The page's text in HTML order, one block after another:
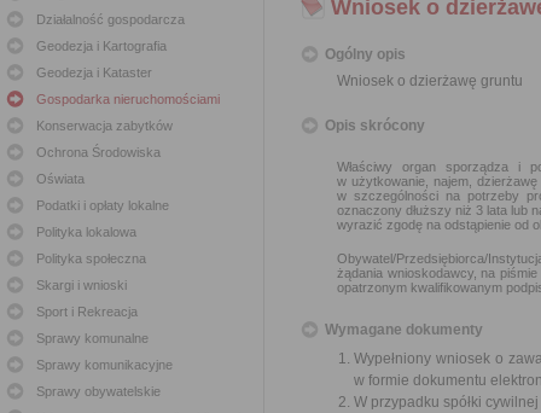
Działalność gospodarcza
Geodezja i Kartografia
Geodezja i Kataster
Gospodarka nieruchomościami
Konserwacja zabytków
Ochrona Środowiska
Oświata
Podatki i opłaty lokalne
Polityka lokalowa
Polityka społeczna
Skargi i wnioski
Sport i Rekreacja
Sprawy komunalne
Sprawy komunikacyjne
Sprawy obywatelskie
Wniosek o
Ogólny opis
Wniosek o dzierżawę gruntu
Opis skrócony
Właściwy organ sporządza i
w użytkowanie, najem,
w szczególności na potrzeby
oznaczony dłuższy niż 3 lata lub
wyrazić zgodę na odstąpienie od
Obywatel/Przedsiębiorca/
żądania wnioskodawcy, na
opatrzonym kwalifikowanym
Wymagane dokumenty
Wypełniony wniosek o
w formie dokumentu
W przypadku spółki